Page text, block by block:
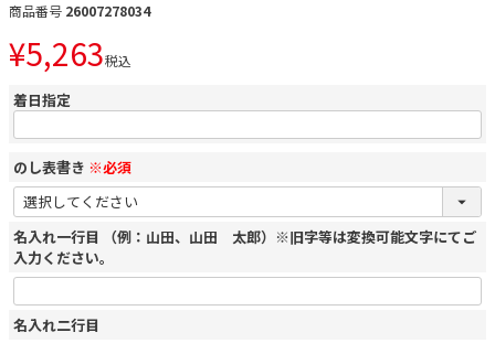
商品番号 26007278034
¥5,263税込
着日指定
のし表書き ※必須
名入れ一行目 （例：山田、山田 太郎）※旧字等は変換可能文字にてご
入力ください。
名入れ二行目